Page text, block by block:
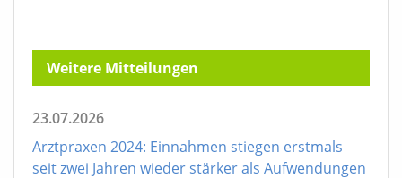
Weitere Mitteilungen
23.07.2026
Arztpraxen 2024: Einnahmen stiegen erstmals
seit zwei Jahren wieder stärker als Aufwendungen